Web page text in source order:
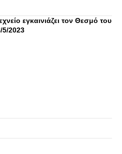
εγκαινιάζει τον Θεσμό του
5/2023